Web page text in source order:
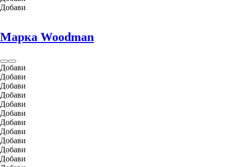
Добави
Марка Woodman
Добави
Добави
Добави
Добави
Добави
Добави
Добави
Добави
Добави
Добави
Добави